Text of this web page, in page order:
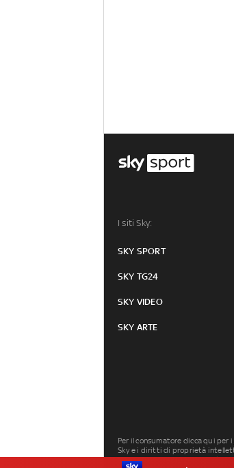
I siti Sky:
SKY SPORT
SKY TG24
SKY VIDEO
SKY ARTE
Per il consumatore clicca qui per i
Sky e i diritti di proprietà
Milano P.IVA 04619241005.